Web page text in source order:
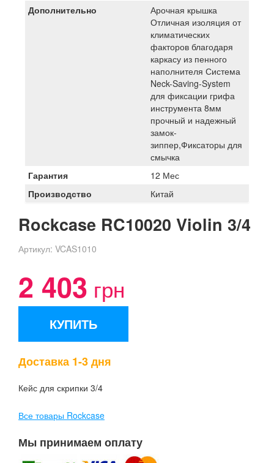
Дополнительно
Арочная крышка
Отличная изоляция от
климатических
факторов благодаря
каркасу из пенного
наполнителя Система
Neck-Saving-System
для фиксации грифа
инструмента 8мм
прочный и надежный
замок-
зиппер,Фиксаторы для
смычка
Гарантия
12 Мес
Производство
Китай
Rockcase RC10020 Violin 3/4
Артикул: VCAS1010
2 403 грн
КУПИТЬ
Доставка 1-3 дня
Кейс для скрипки 3/4
Все товары Rockcase
Мы принимаем оплату